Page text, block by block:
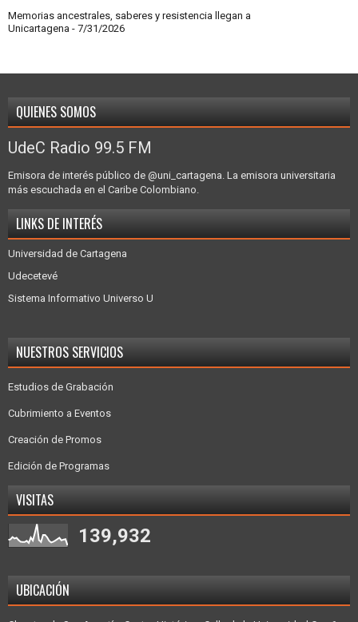
Memorias ancestrales, saberes y resistencia llegan a
Unicartagena - 7/31/2026
QUIENES SOMOS
UdeC Radio 99.5 FM
Emisora de interés público de @uni_cartagena. La emisora universitaria
más escuchada en el Caribe Colombiano.
LINKS DE INTERÉS
Universidad de Cartagena
Udecetevé
Sistema Informativo Universo U
NUESTROS SERVICIOS
Estudios de Grabación
Cubrimiento a Eventos
Creación de Promos
Edición de Programas
VISITAS
139,932
UBICACIÓN